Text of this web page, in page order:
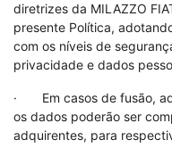
diretrizes da MILAZZO
presente Política,
com os níveis de
privacidade e dados
· Em casos de fusão,
os dados poderão ser
adquirentes, para